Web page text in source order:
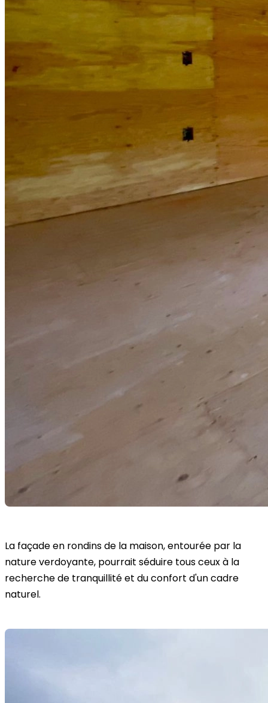
La façade en rondins de la maison, entourée par la
nature verdoyante, pourrait séduire tous ceux à la
recherche de tranquillité et du confort d'un cadre
naturel.